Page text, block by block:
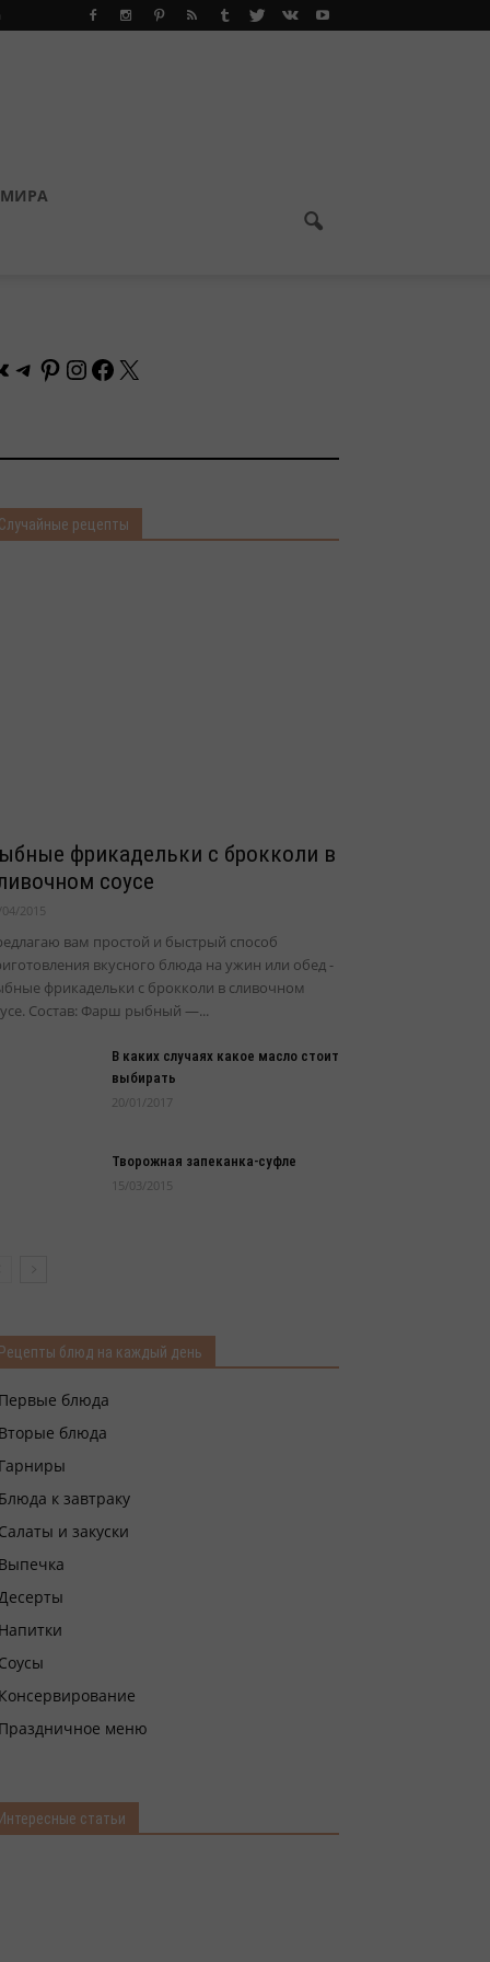
Telegram
Pinterest
Instagram
Facebook
X
рецепты
фрикадельки с брокколи в
соусе
2015
вам простой и быстрый способ
вкусного блюда на ужин или обед -
фрикадельки с брокколи в сливочном
Состав: Фарш рыбный —...
В каких случаях какое масло стоит
выбирать
20/01/2017
Творожная запеканка-суфле
15/03/2015
блюд на каждый день
блюда
блюда
к завтраку
и закуски
меню
статьи